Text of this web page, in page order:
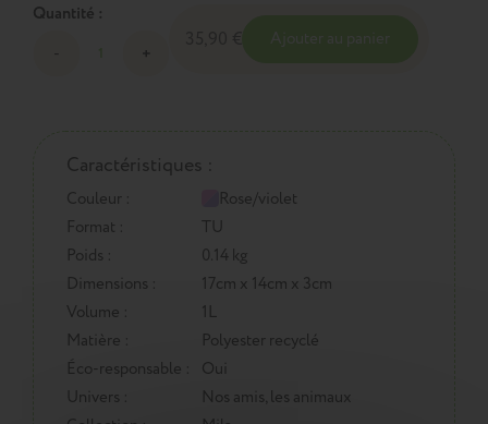
Quantité :
Caractéristiques :
Couleur :
Rose/violet
Format :
TU
Poids :
0.14 kg
Dimensions :
17cm x 14cm x 3cm
Volume :
1L
Matière :
Polyester recyclé
Éco-responsable :
Oui
Univers :
Nos amis, les animaux